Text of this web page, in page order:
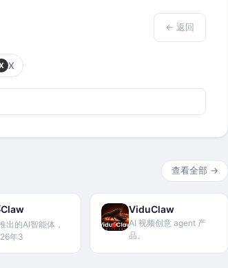
← 返回
X
查看全部 →
出的AI智能体，
年3
ViduClaw
AI 视频创意 agent 产
品。